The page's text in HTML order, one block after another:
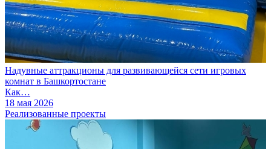
Надувные аттракционы для развивающейся сети игровых
комнат в Башкортостане
Как…
18 мая 2026
Реализованные проекты